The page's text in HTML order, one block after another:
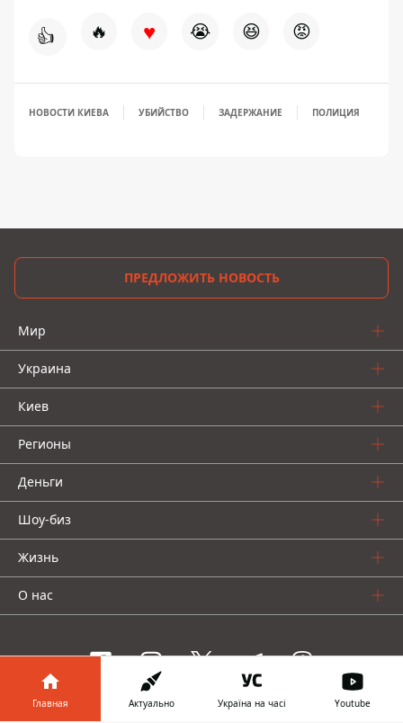
👍 🔥 ♥ 😭 😆 😡
НОВОСТИ КИЕВА УБИЙСТВО ЗАДЕРЖАНИЕ ПОЛИЦИЯ
ПРЕДЛОЖИТЬ НОВОСТЬ
Мир
Украина
Киев
Регионы
Деньги
Шоу-биз
Жизнь
О нас
Главная Актуально Україна на часі Youtube